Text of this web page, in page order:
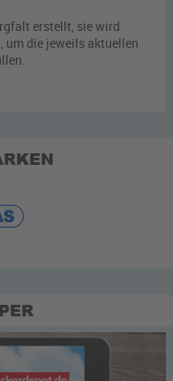
erstellt, sie wird
die jeweils aktuellen